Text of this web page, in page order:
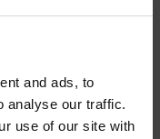
and ads, to
analyse our traffic.
use of our site with